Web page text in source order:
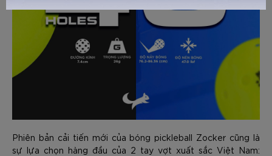
Phiên bản cải tiến mới của bóng pickleball Zocker cũng là
sự lựa chọn hàng đầu của 2 tay vợt xuất sắc Việt Nam:
GỬI TƯ VẤN